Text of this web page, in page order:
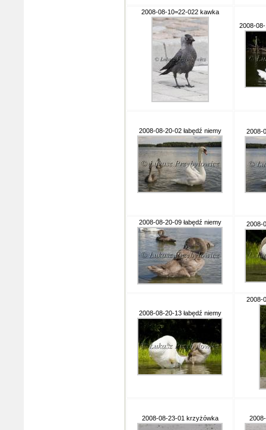
2008-08-10=22-022 kawka
2008-08-
2008-08-20-02 łabędź niemy 2008-
2008-08-20-09 łabędź niemy 2008-
2008-08-20-13 łabędź niemy
2008-
2008-08-23-01 krzyżówka